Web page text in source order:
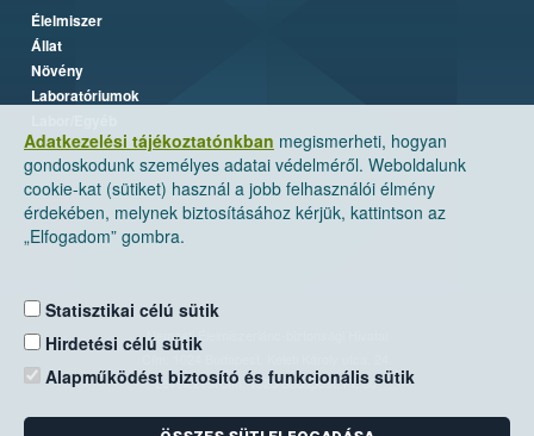
Adatkezelési tájékoztatónkban megismerheti, hogyan
gondoskodunk személyes adatai védelméről. Weboldalunk
cookie-kat (sütiket) használ a jobb felhasználói élmény
érdekében, melynek biztosításához kérjük, kattintson az
„Elfogadom” gombra.
Statisztikai célú sütik
Hirdetési célú sütik
Alapműködést biztosító és funkcionális sütik
Élelmiszer
Állat
Növény
Laboratóriumok
Nemzeti Élelmiszerlánc-biztonsági Hivatal
Levelezési cím: 1525 Budapest. Pf. 30.